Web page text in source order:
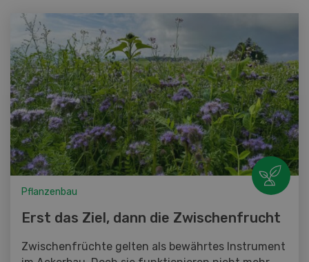
Pflanzenbau
Erst das Ziel, dann die Zwischenfrucht
Zwischenfrüchte gelten als bewährtes Instrument